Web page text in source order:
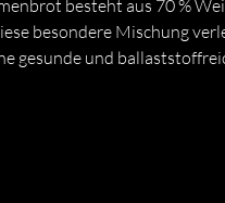
besteht aus 70 %
besondere Mischung
gesunde und